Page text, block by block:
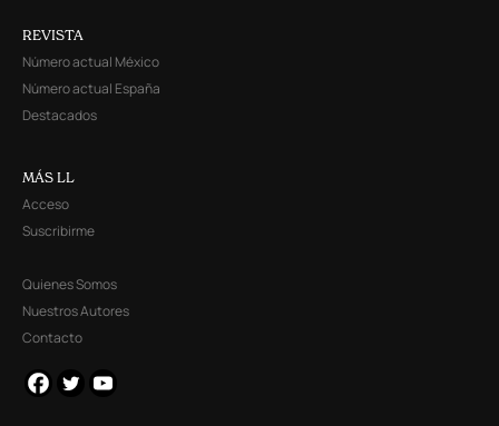
REVISTA
Número actual México
Número actual España
Destacados
MÁS LL
Acceso
Suscribirme
Quienes Somos
Nuestros Autores
Contacto